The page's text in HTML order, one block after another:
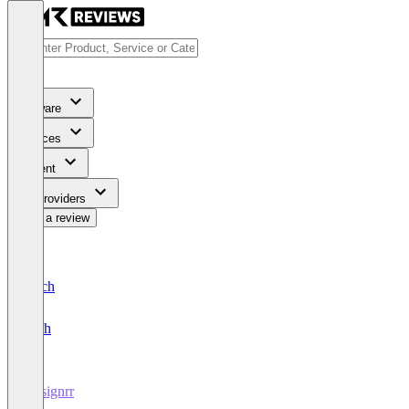
Software
Services
Content
For Providers
Write a review
Deutsch
English
Designrr